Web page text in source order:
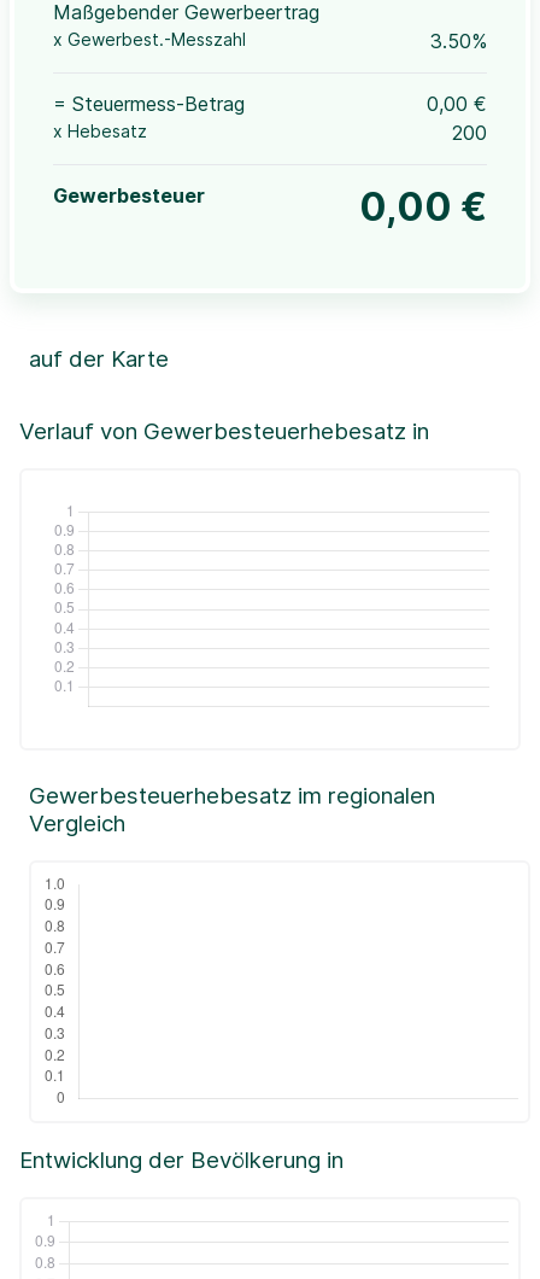
Maßgebender Gewerbeertrag
x Gewerbest.-Messzahl 3.50%
= Steuermess-Betrag 0,00 €
x Hebesatz 200
Gewerbesteuer 0,00 €
Verlauf von Gewerbesteuerhebesatz in
auf der Karte
+
Leaflet|©OpenStreetMap, ©CartoDB,
Entwicklung der Bevölkerung in
Gewerbesteuerhebesatz im regionalen
Vergleich